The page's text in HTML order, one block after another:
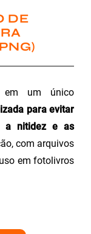
DE
em um único
para evitar
a nitidez e as
com arquivos
em fotolivros